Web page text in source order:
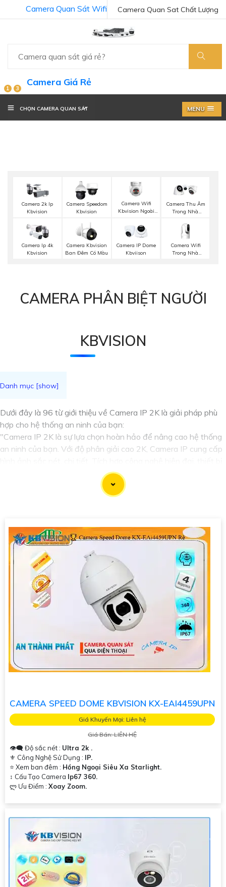
Camera Quan Sat Chất Lượng
Camera Quan Sát Wifi
1 3
Camera Giá Rẻ
CHỌN CAMERA QUAN SÁT MENU
Camera 2k Ip
Kbvision
Camera Speedom
Kbvision
Camera Wifi
Kbvision Ngoài
Camera Thu Âm
Trong Nhà
Camera Ip 4k
Kbvision
Camera Kbvision
Ban Đêm Có Màu
Camera IP Dome
Kbviison
Camera Wifi
Trong Nhà
CAMERA PHÂN BIỆT NGƯỜI
KBVISION
Dưới đây là 96 từ giới thiệu về Camera IP 2K là giải pháp phù
hợp cho hệ thống an ninh của bạn:
"Camera IP 2K là sự lựa chọn hoàn hảo để nâng cao hệ thống
an ninh của bạn. Với độ phân giải cao 2K, Camera IP cung cấp
tự động ghi hình khi phát hiện chuyển động, nâng cao an toàn
không bỏ lỡ bất kỳ sự kiện nào. 📃 Đặc biệt
mạng linh hoạt giúp bạn dễ dàng giám sát từ xa qua điện thoại
CAMERA SPEED DOME KBVISION KX-EAI4459UPN
Giá Khuyến Mại: Liên hệ
Giá Bán: LIÊN HỆ
👁️‍🗨 Độ sắc nét : Ultra 2k .
⚜️ Công Nghệ Sử Dụng : IP.
⭐ Xem ban đêm : Hồng Ngoại Siêu Xa Starlight.
↕️ Cấu Tạo Camera Ip67 360.
️ლ Ưu Điểm : Xoay Zoom.